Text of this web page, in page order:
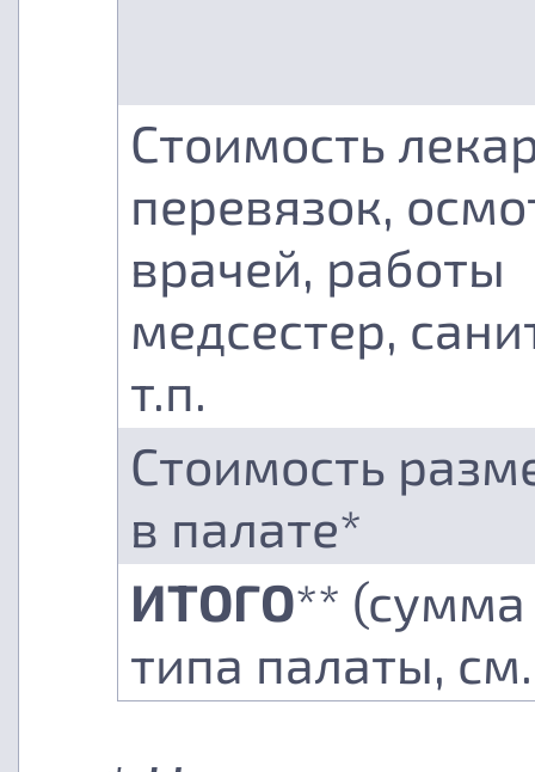
Стоимость
перевязок,
врачей, работы
медсестер,
т.п.
Стоимость
в палате*
ИТОГО** (сумма
типа палаты,